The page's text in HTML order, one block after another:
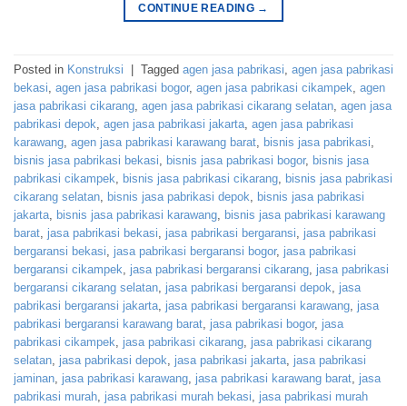
CONTINUE READING →
Posted in Konstruksi Tagged agen jasa pabrikasi, agen jasa pabrikasi
bekasi, agen jasa pabrikasi bogor, agen jasa pabrikasi cikampek, agen
jasa pabrikasi cikarang, agen jasa pabrikasi cikarang selatan, agen jasa
pabrikasi depok, agen jasa pabrikasi jakarta, agen jasa pabrikasi
karawang, agen jasa pabrikasi karawang barat, bisnis jasa pabrikasi,
bisnis jasa pabrikasi bekasi, bisnis jasa pabrikasi bogor, bisnis jasa
pabrikasi cikampek, bisnis jasa pabrikasi cikarang, bisnis jasa pabrikasi
cikarang selatan, bisnis jasa pabrikasi depok, bisnis jasa pabrikasi
jakarta, bisnis jasa pabrikasi karawang, bisnis jasa pabrikasi karawang
barat, jasa pabrikasi bekasi, jasa pabrikasi bergaransi, jasa pabrikasi
bergaransi bekasi, jasa pabrikasi bergaransi bogor, jasa pabrikasi
bergaransi cikampek, jasa pabrikasi bergaransi cikarang, jasa pabrikasi
bergaransi cikarang selatan, jasa pabrikasi bergaransi depok, jasa
pabrikasi bergaransi jakarta, jasa pabrikasi bergaransi karawang, jasa
pabrikasi bergaransi karawang barat, jasa pabrikasi bogor, jasa
pabrikasi cikampek, jasa pabrikasi cikarang, jasa pabrikasi cikarang
selatan, jasa pabrikasi depok, jasa pabrikasi jakarta, jasa pabrikasi
jaminan, jasa pabrikasi karawang, jasa pabrikasi karawang barat, jasa
pabrikasi murah, jasa pabrikasi murah bekasi, jasa pabrikasi murah